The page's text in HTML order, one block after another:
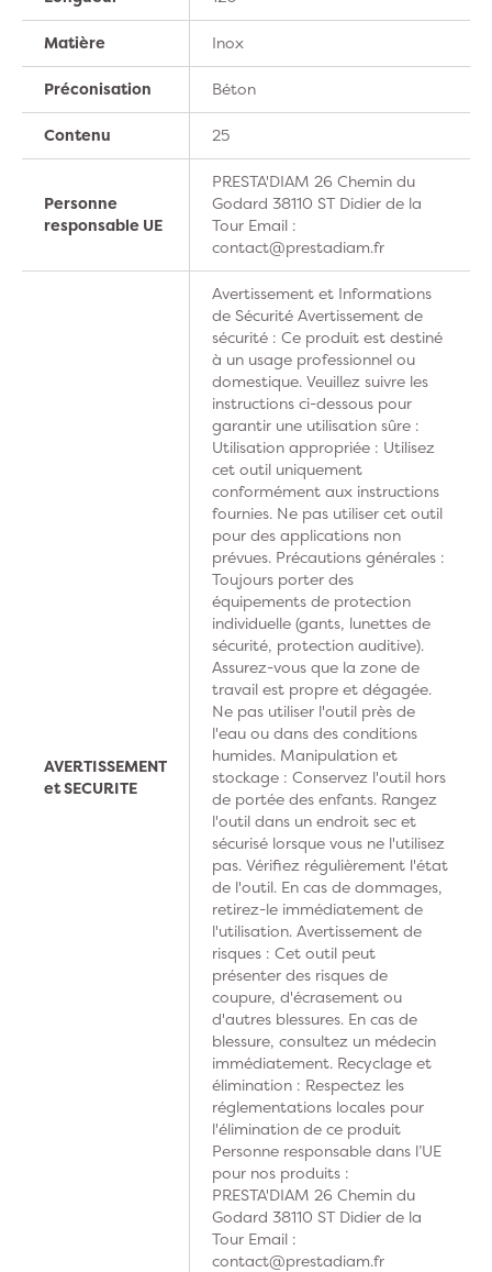
Matière Inox
Préconisation Béton
Contenu 25
Personne
responsable UE
PRESTA'DIAM 26 Chemin du
Godard 38110 ST Didier de la
Tour Email :
contact@prestadiam.fr
AVERTISSEMENT
et SECURITE
Avertissement et Informations
de Sécurité Avertissement de
sécurité : Ce produit est destiné
à un usage professionnel ou
domestique. Veuillez suivre les
instructions ci-dessous pour
garantir une utilisation sûre :
Utilisation appropriée : Utilisez
cet outil uniquement
conformément aux instructions
fournies. Ne pas utiliser cet outil
pour des applications non
prévues. Précautions générales :
Toujours porter des
équipements de protection
individuelle (gants, lunettes de
sécurité, protection auditive).
Assurez-vous que la zone de
travail est propre et dégagée.
Ne pas utiliser l'outil près de
l'eau ou dans des conditions
humides. Manipulation et
stockage : Conservez l'outil hors
de portée des enfants. Rangez
l'outil dans un endroit sec et
sécurisé lorsque vous ne l'utilisez
pas. Vérifiez régulièrement l'état
de l'outil. En cas de dommages,
retirez-le immédiatement de
l'utilisation. Avertissement de
risques : Cet outil peut
présenter des risques de
coupure, d'écrasement ou
d'autres blessures. En cas de
blessure, consultez un médecin
immédiatement. Recyclage et
élimination : Respectez les
réglementations locales pour
l'élimination de ce produit
Personne responsable dans l’UE
pour nos produits :
PRESTA'DIAM 26 Chemin du
Godard 38110 ST Didier de la
Tour Email :
contact@prestadiam.fr